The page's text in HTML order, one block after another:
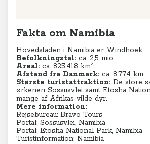
Fakta om Namibia
Hovedstaden i Namibia er Windhoek.
Befolkningstal: ca. 2,5 mio.
Areal: ca. 825.418 km2
Afstand fra Danmark: ca. 8.774 km
Største turistattraktion: De store
ørkenen Sossusvlei samt Etosha
mange af Afrikas vilde dyr.
Mere information:
Rejsebureau: Bravo Tours
Portal: Sossusvlei, Namibia
Portal: Etosha National Park, Namibia
Turistinformation: Namibia